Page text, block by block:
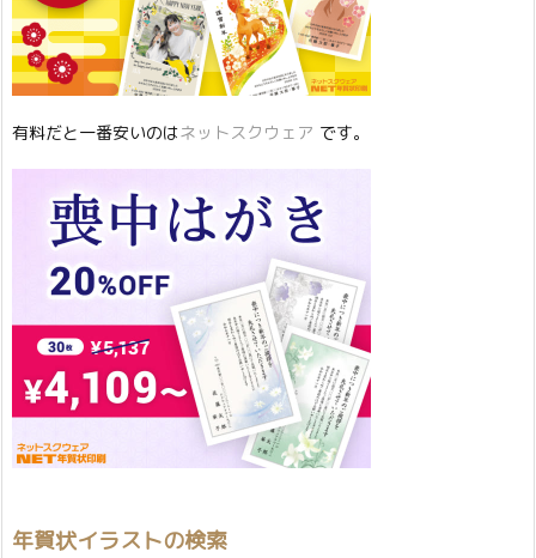
有料だと一番安いのはネットスクウェア です。
年賀状イラストの検索